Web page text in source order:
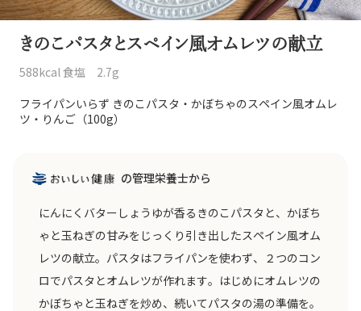
きのこパスタとスペイン風オムレツの献立
588kcal 食塩 2.7g
フライパンいらず きのこパスタ・かぼちゃのスペイン風オムレ
ツ・りんご（100g）
の管理栄養士から
にんにくバターしょうゆが香るきのこパスタと、かぼち
ゃと玉ねぎの甘みをじっくり引き出したスペイン風オム
レツの献立。パスタはフライパンを使わず、２つのコン
ロでパスタとオムレツが作れます。はじめにオムレツの
かぼちゃと玉ねぎを炒め、続いてパスタの湯の準備を。